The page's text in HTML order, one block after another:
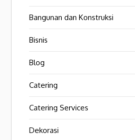
Bangunan dan Konstruksi
Bisnis
Blog
Catering
Catering Services
Dekorasi